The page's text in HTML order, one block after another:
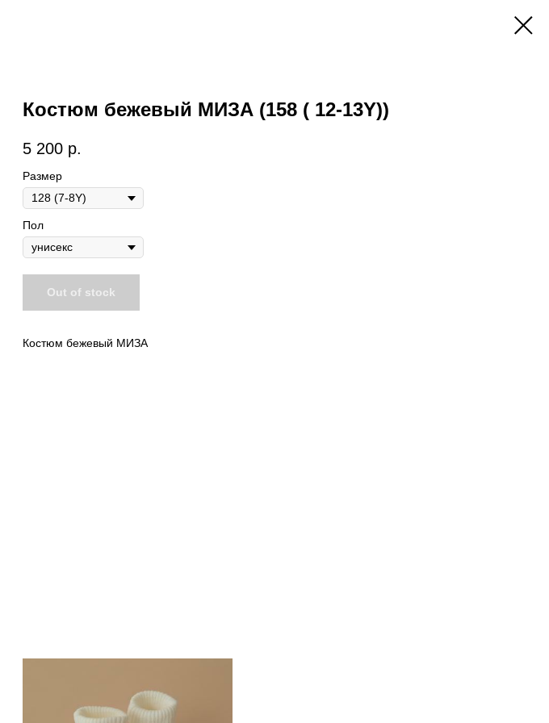
Костюм бежевый МИЗА (158 ( 12-13Y))
5 200 р.
Размер
Пол
Out of stock
Костюм бежевый МИЗА